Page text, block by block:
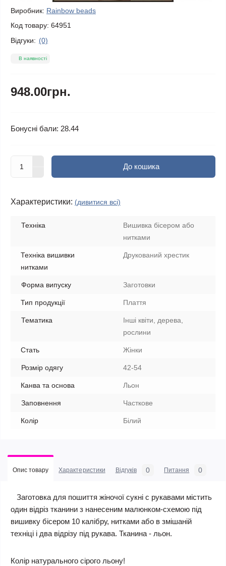
Виробник: Rainbow beads
Код товару: 64951
Відгуки: (0)
В наявності
948.00грн.
Бонусні бали: 28.44
До кошика
Характеристики: (дивитися всі)
Техніка
Вишивка бісером або
нитками
Техніка вишивки
нитками
Друкований хрестик
Форма випуску Заготовки
Тип продукції Плаття
Тематика
Інші квіти, дерева,
рослини
Стать Жінки
Розмір одягу 42-54
Канва та основа Льон
Заповнення Часткове
Колір Білий
Опис товару Характеристики Відгуків 0 Питання 0
Заготовка для пошиття жіночої сукні c рукавами містить
один відріз тканини з нанесеним малюнком-схемою під
вишивку бісером 10 калібру, нитками або в змішаній
техніці і два відрізу під рукава. Тканина - льон.
Колір натурального сірого льону!